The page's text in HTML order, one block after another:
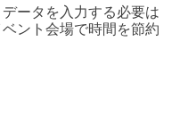
ータを入力する必要は
ント会場で時間を節約